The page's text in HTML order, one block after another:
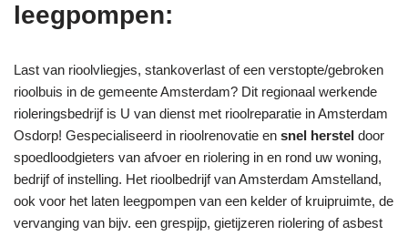
leegpompen:
Last van rioolvliegjes, stankoverlast of een verstopte/gebroken
rioolbuis in de gemeente Amsterdam? Dit regionaal werkende
rioleringsbedrijf is U van dienst met rioolreparatie in Amsterdam
Osdorp! Gespecialiseerd in rioolrenovatie en snel herstel door
spoedloodgieters van afvoer en riolering in en rond uw woning,
bedrijf of instelling. Het rioolbedrijf van Amsterdam Amstelland,
ook voor het laten leegpompen van een kelder of kruipruimte, de
vervanging van bijv. een grespijp, gietijzeren riolering of asbest